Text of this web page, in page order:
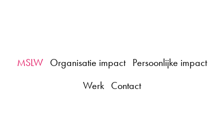
MSLW Organisatie impact Persoonlijke impact
Werk Contact